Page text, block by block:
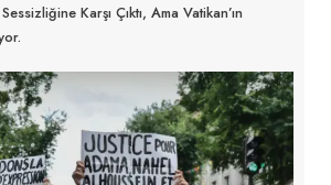
Karşı Çıktı, Ama Vatikan’ın